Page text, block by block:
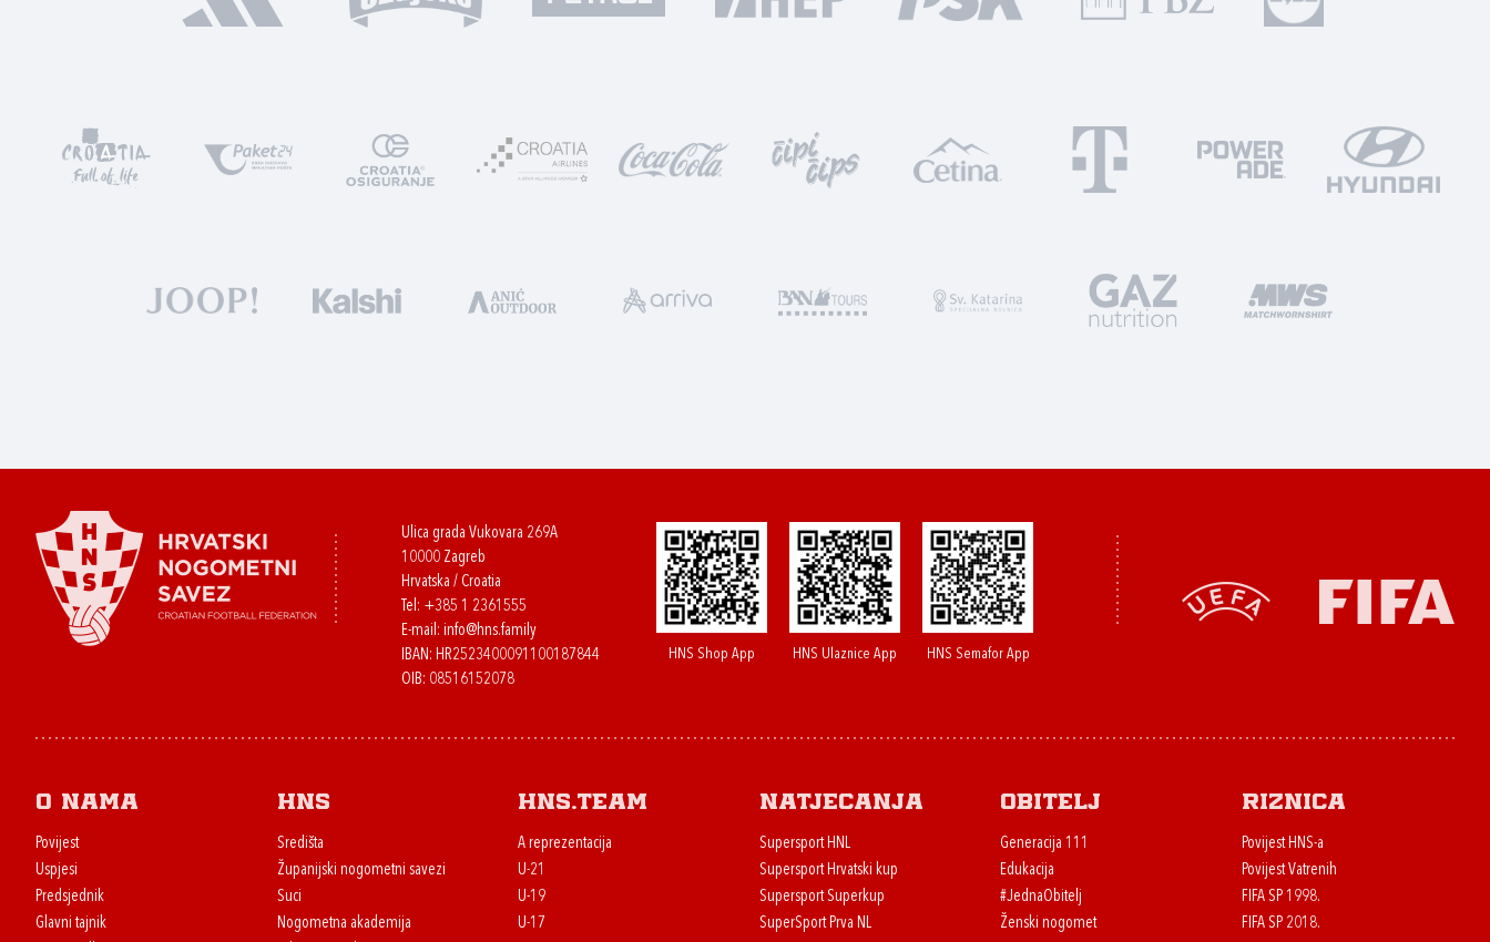
Ulica grada Vukovara 269A
10000 Zagreb
Hrvatska / Croatia
Tel: +385 1 2361555
E-mail: info@hns.family
IBAN: HR2523400091100187844
OIB: 08516152078
HNS Shop App HNS Ulaznice App HNS Semafor App
O nama
Povijest
Uspjesi
Predsjednik
Glavni tajnik
HNS
Središta
Županijski nogometni savezi
Suci
Nogometna akademija
HNS.team
A reprezentacija
U-21
U-19
U-17
Natjecanja
Supersport HNL
Supersport Hrvatski kup
Supersport Superkup
SuperSport Prva NL
Obitelj
Generacija 111
Edukacija
#JednaObitelj
Ženski nogomet
Riznica
Povijest HNS-a
Povijest Vatrenih
FIFA SP 1998.
FIFA SP 2018.